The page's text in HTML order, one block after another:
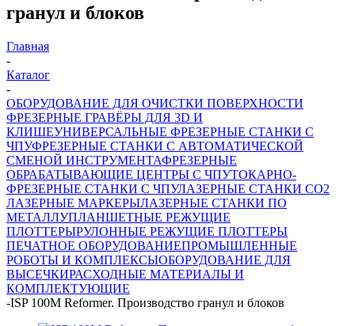
гранул и блоков
Главная
-
Каталог
-
ОБОРУДОВАНИЕ ДЛЯ ОЧИСТКИ ПОВЕРХНОСТИ
ФРЕЗЕРНЫЕ ГРАВЁРЫ ДЛЯ 3D И
КЛИШЕУНИВЕРСАЛЬНЫЕ ФРЕЗЕРНЫЕ СТАНКИ С
ЧПУФРЕЗЕРНЫЕ СТАНКИ С АВТОМАТИЧЕСКОЙ
СМЕНОЙ ИНСТРУМЕНТАФРЕЗЕРНЫЕ
ОБРАБАТЫВАЮЩИЕ ЦЕНТРЫ С ЧПУТОКАРНО-
ФРЕЗЕРНЫЕ СТАНКИ С ЧПУЛАЗЕРНЫЕ СТАНКИ CO2
ЛАЗЕРНЫЕ МАРКЕРЫЛАЗЕРНЫЕ СТАНКИ ПО
МЕТАЛЛУПЛАНШЕТНЫЕ РЕЖУЩИЕ
ПЛОТТЕРЫРУЛОННЫЕ РЕЖУЩИЕ ПЛОТТЕРЫ
ПЕЧАТНОЕ ОБОРУДОВАНИЕПРОМЫШЛЕННЫЕ
РОБОТЫ И КОМПЛЕКСЫОБОРУДОВАНИЕ ДЛЯ
ВЫСЕЧКИРАСХОДНЫЕ МАТЕРИАЛЫ И
КОМПЛЕКТУЮЩИЕ
-ISP 100M Reformer. Производство гранул и блоков